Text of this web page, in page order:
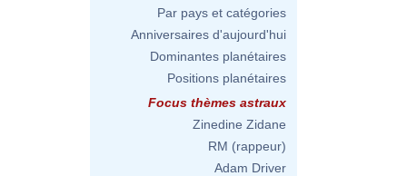
Par pays et catégories
Anniversaires d'aujourd'hui
Dominantes planétaires
Positions planétaires
Focus thèmes astraux
Zinedine Zidane
RM (rappeur)
Adam Driver